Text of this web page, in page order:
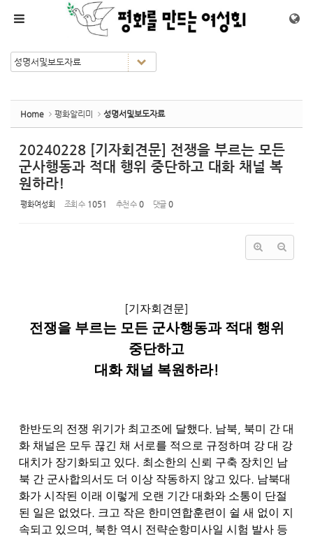
Home 평화알리미 성명서및보도자료
20240228 [기자회견문] 전쟁을 부르는 모든
군사행동과 적대 행위 중단하고 대화 채널 복
원하라!
평화여성회 조회 수 1051 추천 수 0 댓글 0
[기자회견문]
전쟁을 부르는 모든 군사행동과 적대 행위
중단하고
대화 채널 복원하라!
한반도의 전쟁 위기가 최고조에 달했다. 남북
북미 간 대
화 채널은 모두 끊긴 채 서로를 적으로 규정하며 강 대 강
대치가 장기화되고 있다. 최소한의 신뢰 구축 장치인 남
북 간 군사합의서도 더 이상 작동하지 않고 있다. 남북대
화가 시작된 이래 이렇게 오랜 기간 대화와 소통이 단절
된 일은 없었다. 크고 작은 한미연합훈련이 쉴 새 없이 지
속되고 있으며
북한 역시 전략순항미사일 시험 발사 등